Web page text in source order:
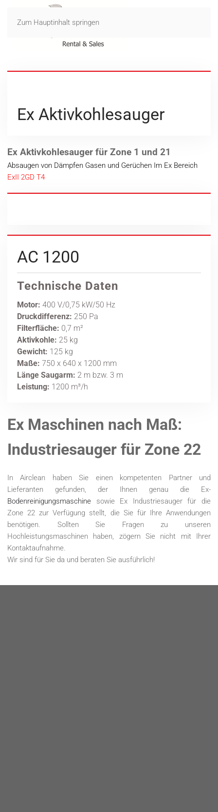
Zum Hauptinhalt springen
Ex Aktivkohlesauger
Ex Aktivkohlesauger für Zone 1 und 21
Absaugen von Dämpfen Gasen und Gerüchen Im Ex Bereich
ExII 2GD T4
AC 1200
Technische Daten
Motor: 400 V/0,75 kW/50 Hz
Druckdifferenz: 250 Pa
Filterfläche: 0,7 m²
Aktivkohle: 25 kg
Gewicht: 125 kg
Maße: 750 x 640 x 1200 mm
Länge Saugarm: 2 m bzw. 3 m
Leistung: 1200 m³/h
Ex Maschinen nach Maß:
Industriesauger für Zone 22
In Airclean haben Sie einen kompetenten Partner und
Lieferanten gefunden, der Ihnen genau die Ex-
Bodenreinigungsmaschine sowie Ex Industriesauger für die
Zone 22 zur Verfügung stellt, die Sie für Ihre Anwendungen
benötigen. Sollten Sie Fragen zu unseren
Hochleistungsmaschinen haben, zögern Sie nicht mit Ihrer
Kontaktaufnahme.
Wir sind für Sie da und beraten Sie ausführlich!